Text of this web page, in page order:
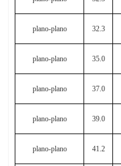
plano-plano 32.3
plano-plano 35.0
plano-plano 37.0
plano-plano 39.0
plano-plano 41.2